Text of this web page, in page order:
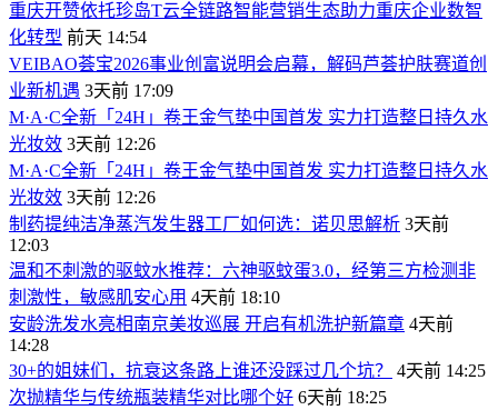
重庆开赞依托珍岛T云全链路智能营销生态助力重庆企业数智
化转型 前天 14:54
VEIBAO荟宝2026事业创富说明会启幕，解码芦荟护肤赛道创
业新机遇 3天前 17:09
M·A·C全新「24H」卷王金气垫中国首发 实力打造整日持久水
光妆效 3天前 12:26
M·A·C全新「24H」卷王金气垫中国首发 实力打造整日持久水
光妆效 3天前 12:26
制药提纯洁净蒸汽发生器工厂如何选：诺贝思解析 3天前
12:03
温和不刺激的驱蚊水推荐：六神驱蚊蛋3.0，经第三方检测非
刺激性，敏感肌安心用 4天前 18:10
安龄洗发水亮相南京美妆巡展 开启有机洗护新篇章 4天前
14:28
30+的姐妹们，抗衰这条路上谁还没踩过几个坑？
4天前 14:25
次抛精华与传统瓶装精华对比哪个好 6天前 18:25